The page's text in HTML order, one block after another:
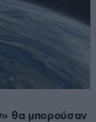
θα μπορούσαν